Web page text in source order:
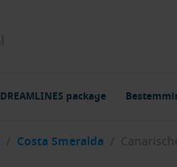
DREAMLINES package
/ Costa Smeralda /